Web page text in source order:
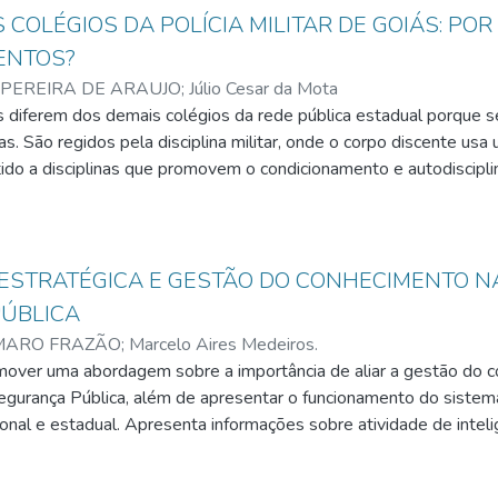
passo, toda a área geográfica comercial sob a jurisdição do
outra OPM (Organização
(Companhia Independente de Polícia Militar)), avenidas,
e veículos, foram
os pontos de estacionamento, primários ou secundários,
que podem ser utilizados sem nenhuma correção.
de emprego de tropa diante do panorama acima
se nas doutrinas e pesquisas científicas especializadas no
integrantes do sistema de justiça e responsáveis pela
que garantam a efetividade das investigações nos crimes de
COLÉGIOS DA POLÍCIA MILITAR DE GOIÁS:
DE ARAUJO; Júlio Cesar da Mota
diferem dos demais colégios da rede pública estadual porque
São regidos pela disciplina militar, onde o corpo discente
a disciplinas que promovem o condicionamento e
a Pátria, disciplina consciente, respeito às tradições e
que para uma grande maioria não é vista como democrática,
é importante lembrar que o aluno carente e interessado não
mais porque ele fica totalmente a mercê de uma “sorte” e não
E GESTÃO DO CONHECIMENTO
FRAZÃO; Marcelo Aires Medeiros.
uma abordagem sobre a importância de aliar a gestão do
Pública, além de apresentar o funcionamento do
e estadual. Apresenta informações sobre atividade de
da informação como apoio a implementação da